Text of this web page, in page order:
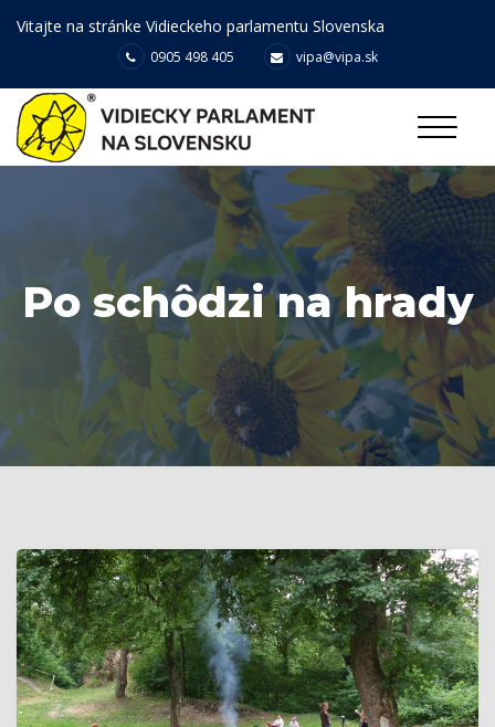
Vitajte na stránke Vidieckeho parlamentu Slovenska
0905 498 405 vipa@vipa.sk
Po schôdzi na hrady